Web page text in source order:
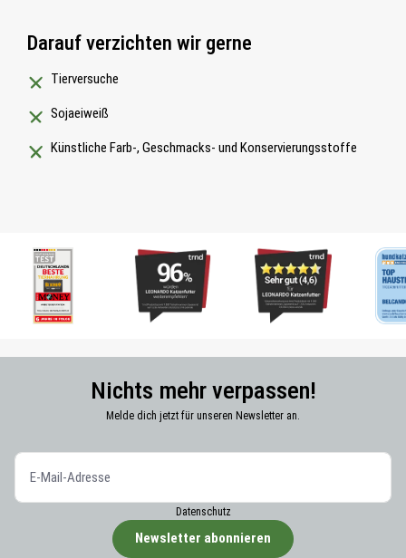
Darauf verzichten wir gerne
Tierversuche
Sojaeiweiß
Künstliche Farb-, Geschmacks- und Konservierungsstoffe
Nichts mehr verpassen!
Melde dich jetzt für unseren Newsletter an.
Datenschutz
Newsletter abonnieren